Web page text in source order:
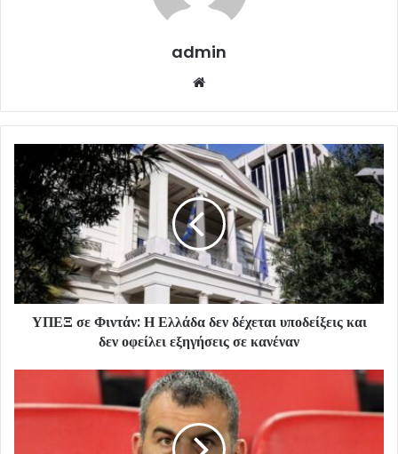
admin
ΥΠΕΞ σε Φιντάν: Η Ελλάδα δεν δέχεται υποδείξεις και
δεν οφείλει εξηγήσεις σε κανέναν